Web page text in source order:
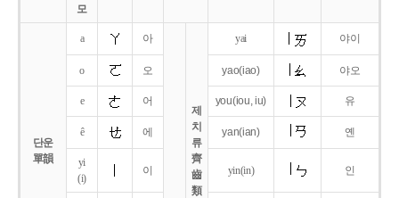
모
단운
單韻
a 아
제
치
류
齊
齒
類
yai 야이
o 오 yao(iao) 야오
e 어 you(iou,iu) 유
ê 에 yan(ian) 옌
yi
(i)
이 yin(in) 인